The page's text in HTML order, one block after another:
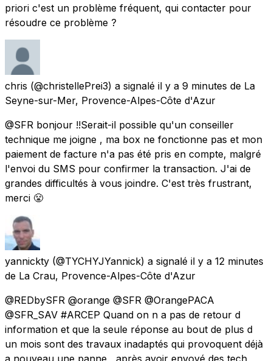
priori c'est un problème fréquent, qui contacter pour
résoudre ce problème ?
chris (@christellePrei3) a signalé il y a 9 minutes de La
Seyne-sur-Mer, Provence-Alpes-Côte d'Azur
@SFR bonjour !!Serait-il possible qu'un conseiller
technique me joigne , ma box ne fonctionne pas et mon
paiement de facture n'a pas été pris en compte, malgré
l'envoi du SMS pour confirmer la transaction. J'ai de
grandes difficultés à vous joindre. C'est très frustrant,
merci 😤
yannickty (@TYCHYJYannick) a signalé il y a 12 minutes
de La Crau, Provence-Alpes-Côte d'Azur
@REDbySFR @orange @SFR @OrangePACA
@SFR_SAV #ARCEP Quand on n a pas de retour d
information et que la seule réponse au bout de plus d
un mois sont des travaux inadaptés qui provoquent déjà
a nouveau une panne , après avoir envoyé des tech